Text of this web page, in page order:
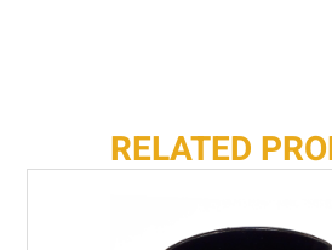
RELATED